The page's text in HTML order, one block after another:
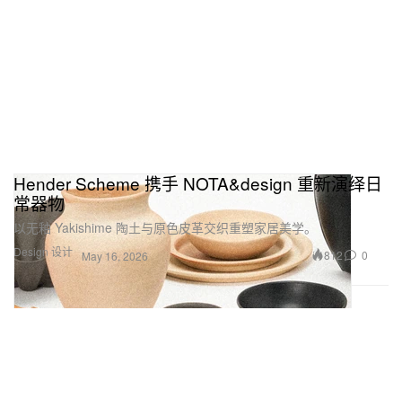
Design 设计
Hender Scheme 携手 NOTA&design 重新演绎日
常器物
以无釉 Yakishime 陶土与原色皮革交织重塑家居美学。
May 16, 2026 812 0